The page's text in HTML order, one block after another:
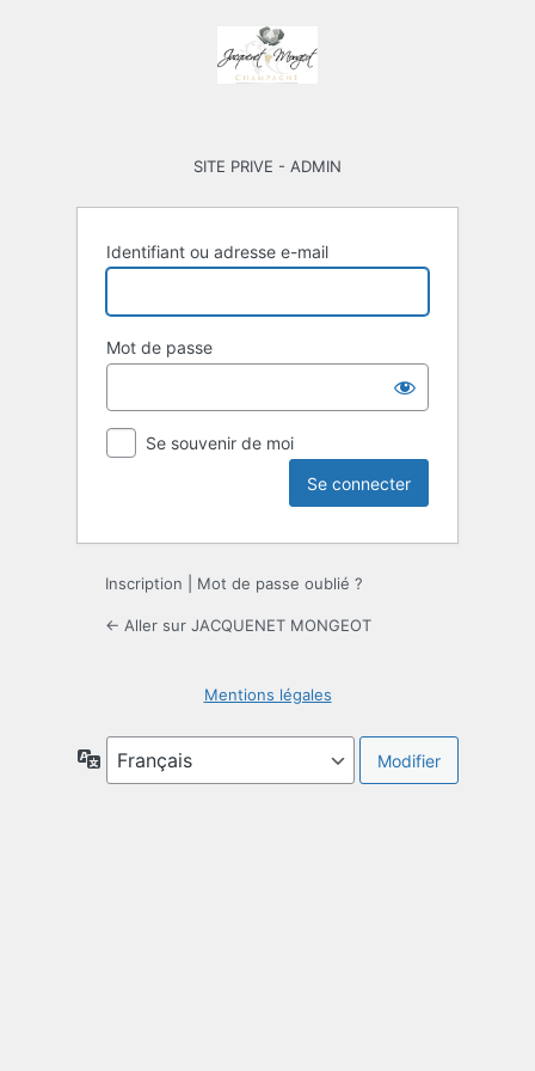
SITE PRIVE - ADMIN
Identifiant ou adresse e-mail
Mot de passe
Se souvenir de moi
Inscription Mot de passe oublié ?
← Aller sur JACQUENET MONGEOT
Mentions légales
Langue